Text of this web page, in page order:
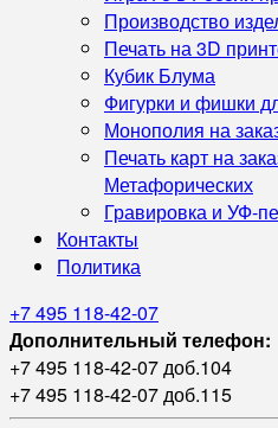
Производство
Печать на 3D
Кубик Блума
Фигурки и фишки
Монополия на
Печать карт на
Метафорических
Гравировка и
Контакты
Политика
+7 495 118-42-07
Дополнительный телефон:
+7 495 118-42-07 доб.104
+7 495 118-42-07 доб.115